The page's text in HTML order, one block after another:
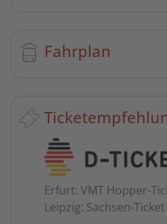
Fahrplan
Erfurt: VMT Hopper-
Leipzig: Sachsen-Ticket